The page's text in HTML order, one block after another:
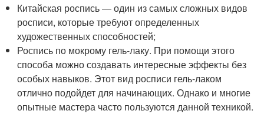
Китайская роспись — один из самых сложных видов
росписи, которые требуют определенных
художественных способностей;
Роспись по мокрому гель-лаку. При помощи этого
способа можно создавать интересные эффекты без
особых навыков. Этот вид росписи гель-лаком
отлично подойдет для начинающих. Однако и многие
опытные мастера часто пользуются данной техникой.